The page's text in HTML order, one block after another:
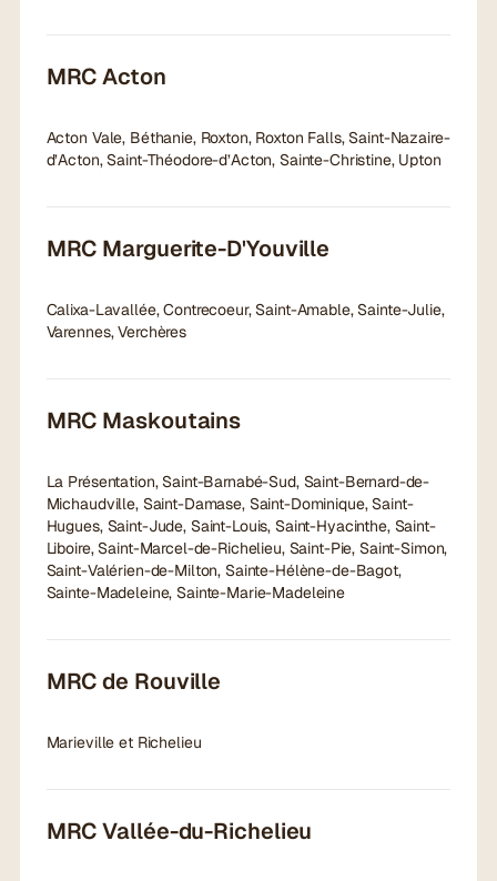
MRC Acton
Acton Vale, Béthanie, Roxton, Roxton Falls, Saint-Nazaire-
d’Acton, Saint-Théodore-d’Acton, Sainte-Christine, Upton
MRC Marguerite-D'Youville
Calixa-Lavallée, Contrecoeur, Saint-Amable, Sainte-Julie,
Varennes, Verchères
MRC Maskoutains
La Présentation, Saint-Barnabé-Sud, Saint-Bernard-de-
Michaudville, Saint-Damase, Saint-Dominique, Saint-
Hugues, Saint-Jude, Saint-Louis, Saint-Hyacinthe, Saint-
Liboire, Saint-Marcel-de-Richelieu, Saint-Pie, Saint-Simon,
Saint-Valérien-de-Milton, Sainte-Hélène-de-Bagot,
Sainte-Madeleine, Sainte-Marie-Madeleine
MRC de Rouville
Marieville et Richelieu
MRC Vallée-du-Richelieu